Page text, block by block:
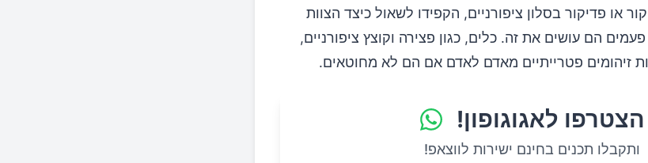
או פדיקור בסלון ציפורניים, הקפידו לשאול כיצד הצוות
הם עושים את זה. כלים, כגון פצירה וקוצץ ציפורניים,
זיהומים פטרייתיים מאדם לאדם אם הם לא מחוטאים.
הצטרפו לאגוגופון!
ותקבלו תכנים בחינם ישירות לווצאפ!